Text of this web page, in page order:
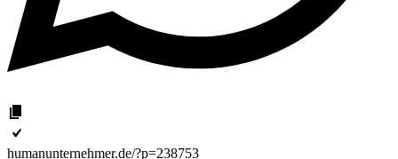
humanunternehmer.de/?p=238753